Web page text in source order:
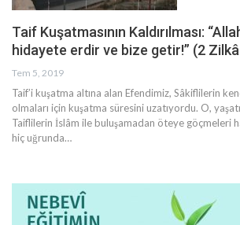
Taif Kuşatmasının Kaldırılması:
hidayete erdir ve bize getir!” (2
Tem 5, 2019
Taif’i kuşatma altına alan Efendimiz, Sâkiflilerin
olmaları için kuşatma süresini uzatıyordu. O,
Taiflilerin İslâm ile buluşamadan öteye göçmeleri
hiç uğrunda…